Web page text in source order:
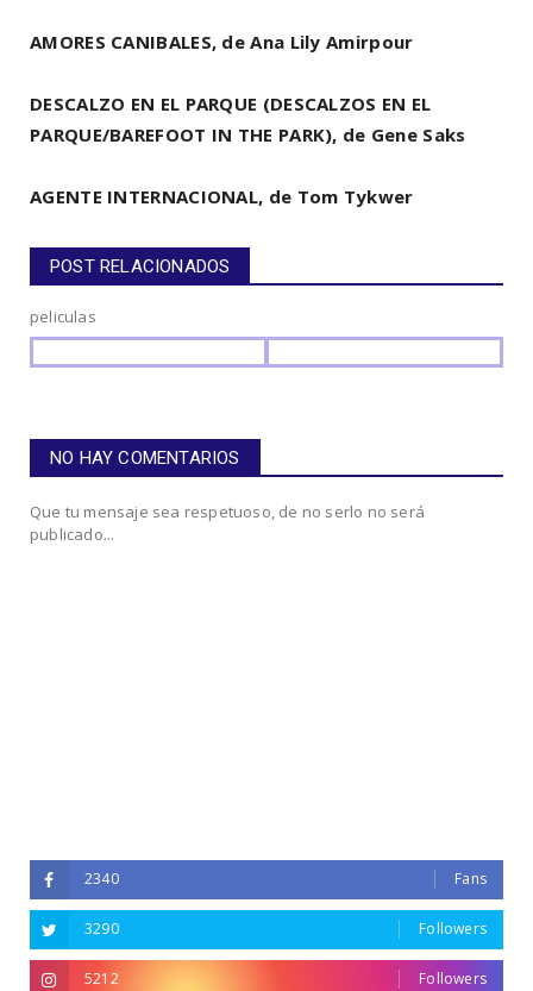
AMORES CANIBALES, de Ana Lily Amirpour
DESCALZO EN EL PARQUE (DESCALZOS EN EL
PARQUE/BAREFOOT IN THE PARK), de Gene Saks
AGENTE INTERNACIONAL, de Tom Tykwer
POST RELACIONADOS
peliculas
NO HAY COMENTARIOS
Que tu mensaje sea respetuoso, de no serlo no será
publicado...
2340 Fans
3290 Followers
5212 Followers